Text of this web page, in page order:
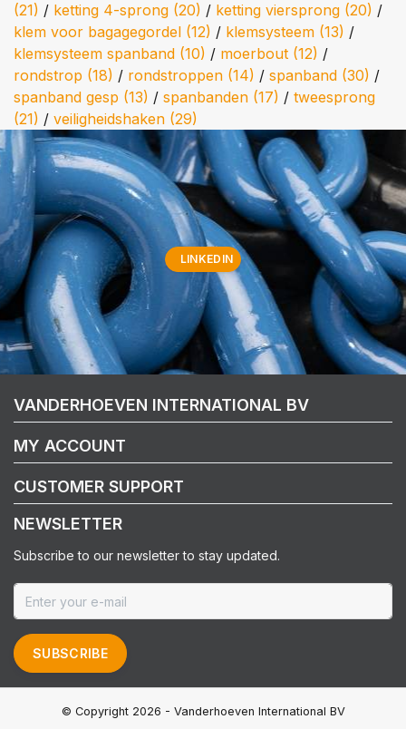
(21) / ketting 4-sprong (20) / ketting viersprong (20) /
klem voor bagagegordel (12) / klemsysteem (13) /
klemsysteem spanband (10) / moerbout (12) /
rondstrop (18) / rondstroppen (14) / spanband (30) /
spanband gesp (13) / spanbanden (17) / tweesprong
(21) / veiligheidshaken (29)
LINKEDIN
VANDERHOEVEN INTERNATIONAL BV
MY ACCOUNT
CUSTOMER SUPPORT
NEWSLETTER
Subscribe to our newsletter to stay updated.
SUBSCRIBE
© Copyright 2026 - Vanderhoeven International BV